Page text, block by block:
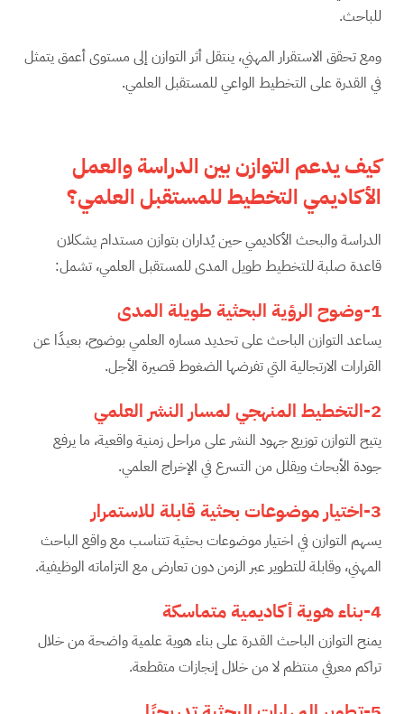
للباحث.
ومع تحقق الاستقرار المهني، ينتقل أثر التوازن إلى مستوى أعمق يتمثل
في القدرة على التخطيط الواعي للمستقبل العلمي.
كيف يدعم التوازن بين الدراسة والعمل
الأكاديمي التخطيط للمستقبل العلمي؟
الدراسة والبحث الأكاديمي حين يُداران بتوازن مستدام يشكلان
قاعدة صلبة للتخطيط طويل المدى للمستقبل العلمي، تشمل:
1-وضوح الرؤية البحثية طويلة المدى
يساعد التوازن الباحث على تحديد مساره العلمي بوضوح، بعيدًا عن
القرارات الارتجالية التي تفرضها الضغوط قصيرة الأجل.
2-التخطيط المنهجي لمسار النشر العلمي
يتيح التوازن توزيع جهود النشر على مراحل زمنية واقعية، ما يرفع
جودة الأبحاث ويقلل من التسرع في الإخراج العلمي.
3-اختيار موضوعات بحثية قابلة للاستمرار
يسهم التوازن في اختيار موضوعات بحثية تتناسب مع واقع الباحث
المهني، وقابلة للتطوير عبر الزمن دون تعارض مع التزاماته الوظيفية.
4-بناء هوية أكاديمية متماسكة
يمنح التوازن الباحث القدرة على بناء هوية علمية واضحة من خلال
تراكم معرفي منتظم لا من خلال إنجازات متقطعة.